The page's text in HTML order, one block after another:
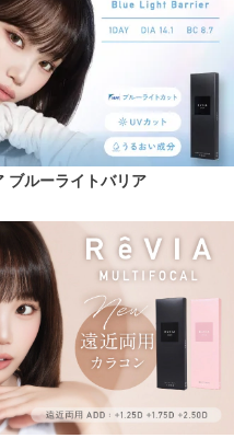
ブルーライトバリア